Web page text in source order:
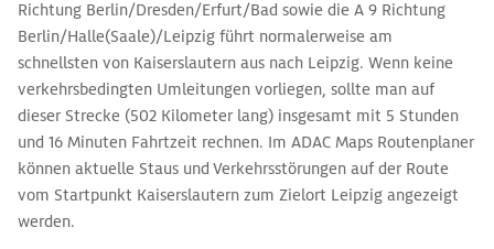
Richtung Berlin/Dresden/Erfurt/Bad sowie die A 9 Richtung
Berlin/Halle(Saale)/Leipzig führt normalerweise am
schnellsten von Kaiserslautern aus nach Leipzig. Wenn keine
verkehrsbedingten Umleitungen vorliegen, sollte man auf
dieser Strecke (502 Kilometer lang) insgesamt mit 5 Stunden
und 16 Minuten Fahrtzeit rechnen. Im ADAC Maps Routenplaner
können aktuelle Staus und Verkehrsstörungen auf der Route
vom Startpunkt Kaiserslautern zum Zielort Leipzig angezeigt
werden.